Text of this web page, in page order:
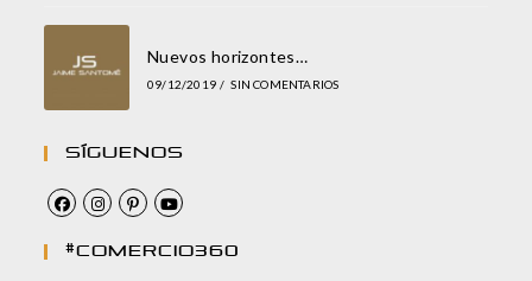
Nuevos horizontes…
09/12/2019 / SIN COMENTARIOS
Síguenos
#comercio360